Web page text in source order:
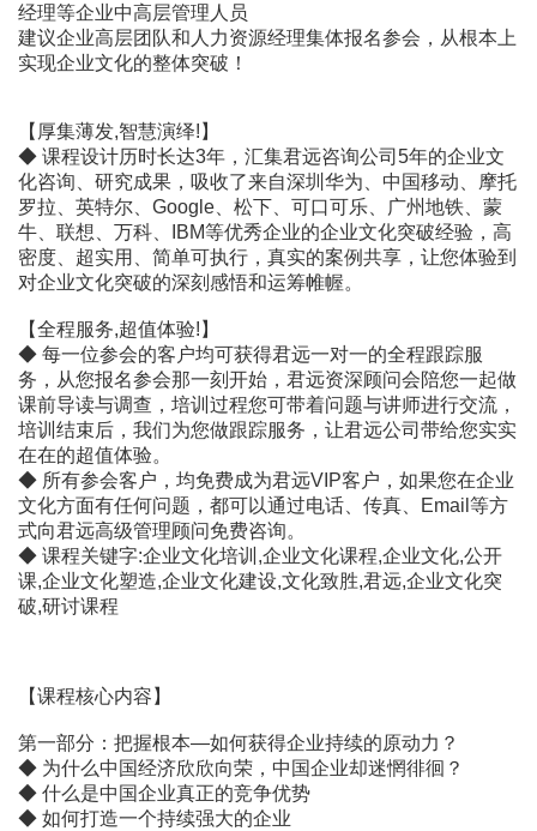
经理等企业中高层管理人员
建议企业高层团队和人力资源经理集体报名参会，从根本上
实现企业文化的整体突破！
【厚集薄发,智慧演绎!】
◆ 课程设计历时长达3年，汇集君远咨询公司5年的企业文
化咨询、研究成果，吸收了来自深圳华为、中国移动、摩托
罗拉、英特尔、Google、松下、可口可乐、广州地铁、蒙
牛、联想、万科、IBM等优秀企业的企业文化突破经验，高
密度、超实用、简单可执行，真实的案例共享，让您体验到
对企业文化突破的深刻感悟和运筹帷幄。
【全程服务,超值体验!】
◆ 每一位参会的客户均可获得君远一对一的全程跟踪服
务，从您报名参会那一刻开始，君远资深顾问会陪您一起做
课前导读与调查，培训过程您可带着问题与讲师进行交流，
培训结束后，我们为您做跟踪服务，让君远公司带给您实实
在在的超值体验。
◆ 所有参会客户，均免费成为君远VIP客户，如果您在企业
文化方面有任何问题，都可以通过电话、传真、Email等方
式向君远高级管理顾问免费咨询。
◆ 课程关键字:企业文化培训,企业文化课程,企业文化,公开
课,企业文化塑造,企业文化建设,文化致胜,君远,企业文化突
破,研讨课程
【课程核心内容】
第一部分：把握根本―如何获得企业持续的原动力？
◆ 为什么中国经济欣欣向荣，中国企业却迷惘徘徊？
◆ 什么是中国企业真正的竞争优势
◆ 如何打造一个持续强大的企业